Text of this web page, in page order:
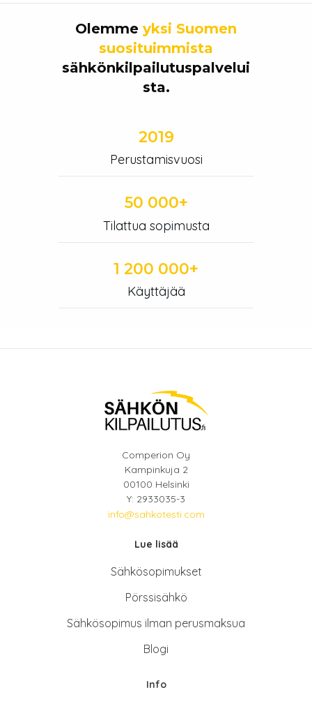
Olemme yksi Suomen
suosituimmista
sähkönkilpailutuspalvelui
sta.
2019
Perustamisvuosi
50 000+
Tilattua sopimusta
1 200 000+
Käyttäjää
Comperion Oy
Kampinkuja 2
00100 Helsinki
Y: 2933035-3
info@sahkotesti.com
Lue lisää
Sähkösopimukset
Pörssisähkö
Sähkösopimus ilman perusmaksua
Blogi
Info